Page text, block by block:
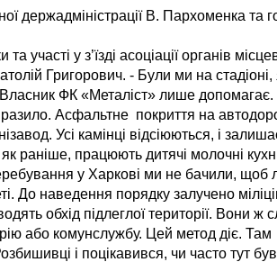
держадміністрації В. Пархоменка та
участі у з’їзді асоціації органів
Григорович. - Були ми на
ФК «Металіст» лише
Асфальтне покриття на
Усі камінці відсіюються, і
раніше, працюють дитячі молочні
у Харкові ми не бачили, щоб
До наведення порядку залучено
обхід підлеглої території. Вони ж
або комунслужбу. Цей метод діє. Там
і поцікавився, чи часто тут